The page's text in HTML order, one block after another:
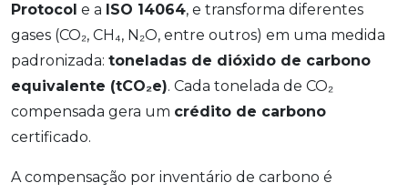
Protocol e a ISO 14064, e transforma diferentes
gases (CO₂, CH₄, N₂O, entre outros) em uma medida
padronizada: toneladas de dióxido de carbono
equivalente (tCO₂e). Cada tonelada de CO₂
compensada gera um crédito de carbono
certificado.
A compensação por inventário de carbono é